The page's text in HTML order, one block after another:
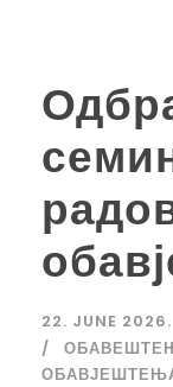
22. JUNE 2026.